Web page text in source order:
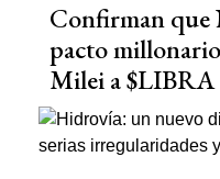
Confirman que
pacto
Milei a $LIBRA